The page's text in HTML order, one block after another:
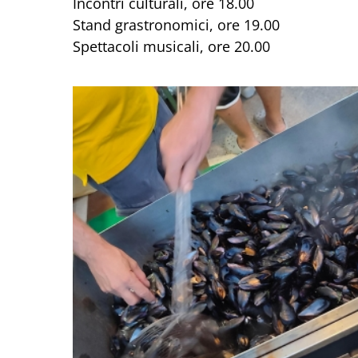
Stand grastronomici, ore 19.00
Spettacoli musicali, ore 20.00